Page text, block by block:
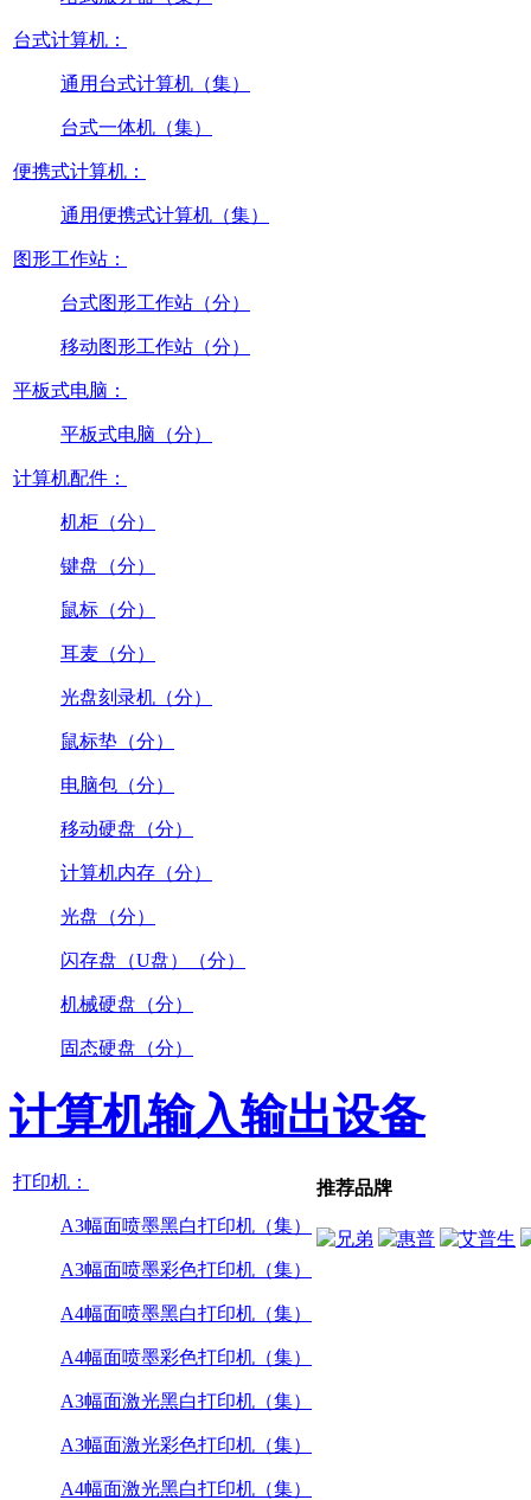
台式计算机：
通用台式计算机（集）
台式一体机（集）
便携式计算机：
通用便携式计算机（集）
图形工作站：
台式图形工作站（分）
移动图形工作站（分）
平板式电脑：
平板式电脑（分）
计算机配件：
机柜（分）
键盘（分）
鼠标（分）
耳麦（分）
光盘刻录机（分）
鼠标垫（分）
电脑包（分）
移动硬盘（分）
计算机内存（分）
光盘（分）
闪存盘（U盘）（分）
机械硬盘（分）
固态硬盘（分）
计算机输入输出设备
打印机：
A3幅面喷墨黑白打印机（集）
A3幅面喷墨彩色打印机（集）
A4幅面喷墨黑白打印机（集）
A4幅面喷墨彩色打印机（集）
A3幅面激光黑白打印机（集）
A3幅面激光彩色打印机（集）
A4幅面激光黑白打印机（集）
推荐品牌